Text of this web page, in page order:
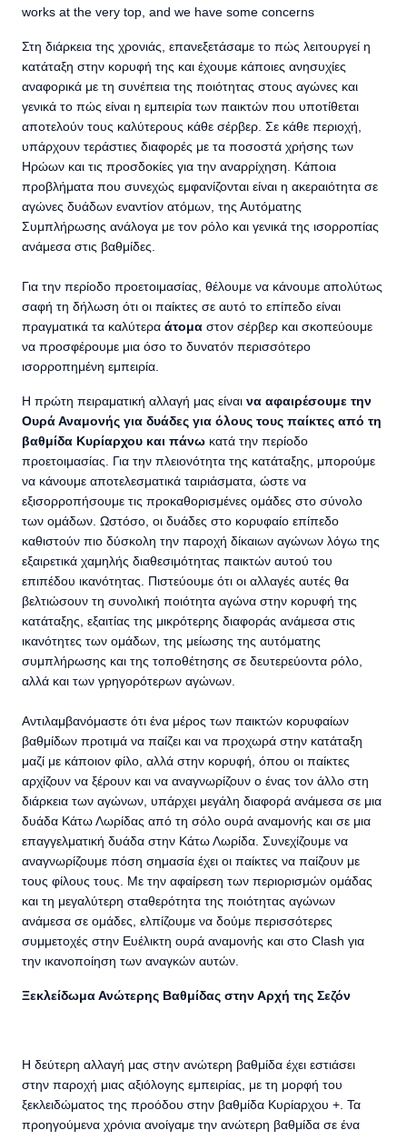
works at the very top, and we have some concerns
Στη διάρκεια της χρονιάς, επανεξετάσαμε το πώς λειτουργεί η
κατάταξη στην κορυφή της και έχουμε κάποιες ανησυχίες
αναφορικά με τη συνέπεια της ποιότητας στους αγώνες και
γενικά το πώς είναι η εμπειρία των παικτών που υποτίθεται
αποτελούν τους καλύτερους κάθε σέρβερ. Σε κάθε περιοχή,
υπάρχουν τεράστιες διαφορές με τα ποσοστά χρήσης των
Ηρώων και τις προσδοκίες για την αναρρίχηση. Κάποια
προβλήματα που συνεχώς εμφανίζονται είναι η ακεραιότητα σε
αγώνες δυάδων εναντίον ατόμων, της Αυτόματης
Συμπλήρωσης ανάλογα με τον ρόλο και γενικά της ισορροπίας
ανάμεσα στις βαθμίδες.
Για την περίοδο προετοιμασίας, θέλουμε να κάνουμε απολύτως
σαφή τη δήλωση ότι οι παίκτες σε αυτό το επίπεδο είναι
πραγματικά τα καλύτερα άτομα στον σέρβερ και σκοπεύουμε
να προσφέρουμε μια όσο το δυνατόν περισσότερο
ισορροπημένη εμπειρία.
Η πρώτη πειραματική αλλαγή μας είναι να αφαιρέσουμε την
Ουρά Αναμονής για δυάδες για όλους τους παίκτες από τη
βαθμίδα Κυρίαρχου και πάνω κατά την περίοδο
προετοιμασίας. Για την πλειονότητα της κατάταξης, μπορούμε
να κάνουμε αποτελεσματικά ταιριάσματα, ώστε να
εξισορροπήσουμε τις προκαθορισμένες ομάδες στο σύνολο
των ομάδων. Ωστόσο, οι δυάδες στο κορυφαίο επίπεδο
καθιστούν πιο δύσκολη την παροχή δίκαιων αγώνων λόγω της
εξαιρετικά χαμηλής διαθεσιμότητας παικτών αυτού του
επιπέδου ικανότητας. Πιστεύουμε ότι οι αλλαγές αυτές θα
βελτιώσουν τη συνολική ποιότητα αγώνα στην κορυφή της
κατάταξης, εξαιτίας της μικρότερης διαφοράς ανάμεσα στις
ικανότητες των ομάδων, της μείωσης της αυτόματης
συμπλήρωσης και της τοποθέτησης σε δευτερεύοντα ρόλο,
αλλά και των γρηγορότερων αγώνων.
Αντιλαμβανόμαστε ότι ένα μέρος των παικτών κορυφαίων
βαθμίδων προτιμά να παίζει και να προχωρά στην κατάταξη
μαζί με κάποιον φίλο, αλλά στην κορυφή, όπου οι παίκτες
αρχίζουν να ξέρουν και να αναγνωρίζουν ο ένας τον άλλο στη
διάρκεια των αγώνων, υπάρχει μεγάλη διαφορά ανάμεσα σε μια
δυάδα Κάτω Λωρίδας από τη σόλο ουρά αναμονής και σε μια
επαγγελματική δυάδα στην Κάτω Λωρίδα. Συνεχίζουμε να
αναγνωρίζουμε πόση σημασία έχει οι παίκτες να παίζουν με
τους φίλους τους. Με την αφαίρεση των περιορισμών ομάδας
και τη μεγαλύτερη σταθερότητα της ποιότητας αγώνων
ανάμεσα σε ομάδες, ελπίζουμε να δούμε περισσότερες
συμμετοχές στην Ευέλικτη ουρά αναμονής και στο Clash για
την ικανοποίηση των αναγκών αυτών.
Ξεκλείδωμα Ανώτερης Βαθμίδας στην Αρχή της Σεζόν
Η δεύτερη αλλαγή μας στην ανώτερη βαθμίδα έχει εστιάσει
στην παροχή μιας αξιόλογης εμπειρίας, με τη μορφή του
ξεκλειδώματος της προόδου στην βαθμίδα Κυρίαρχου +. Τα
προηγούμενα χρόνια ανοίγαμε την ανώτερη βαθμίδα σε ένα